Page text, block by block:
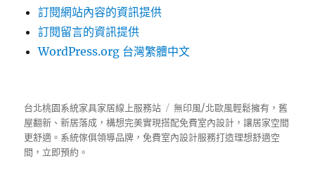
訂閱網站內容的資訊提供
訂閱留言的資訊提供
WordPress.org 台灣繁體中文
台北桃園系統家具家居線上服務站
無印風/北歐風輕鬆擁有，舊
屋翻新、新居落成，構想完美實現搭配免費室內設計，讓居家空間
更舒適。 系統傢俱領導品牌，免費室內設計服務打造理想舒適空
間，立即預約。